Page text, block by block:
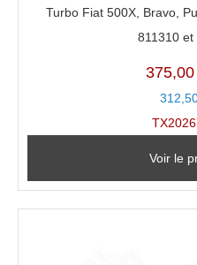
Turbo Fiat 500X, Bravo,
811310 et
Voir le